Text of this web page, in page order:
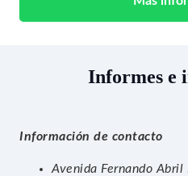
Informes e
Información de contacto
Avenida Fernando